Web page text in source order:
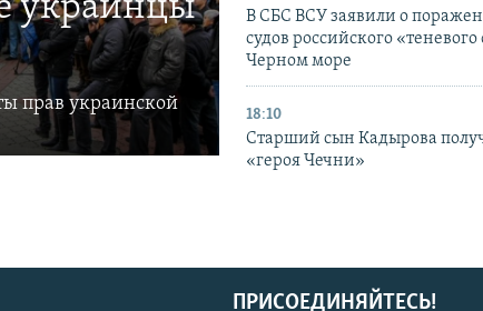
украинцы
прав украинской
В СБС ВСУ заявили о
судов российского «теневого
Черном море
18:10
Старший сын Кадырова
«героя Чечни»
ПРИСОЕДИНЯЙТЕСЬ!